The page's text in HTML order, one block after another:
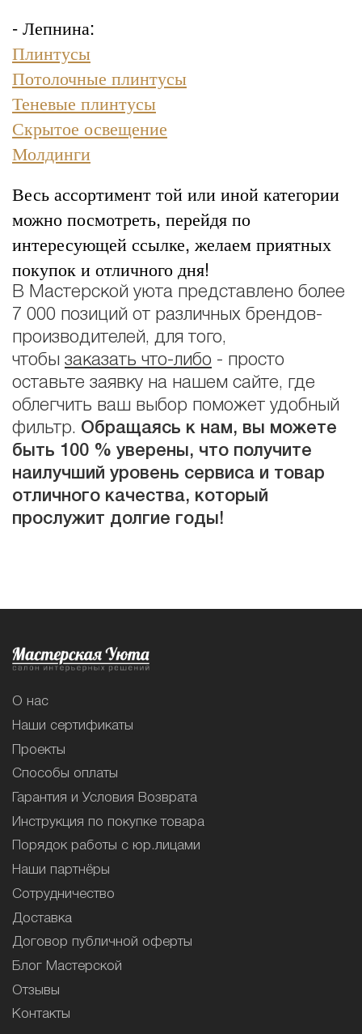
- Лепнина:
Плинтусы
Потолочные плинтусы
Теневые плинтусы
Скрытое освещение
Молдинги
Весь ассортимент той или иной категории
можно посмотреть, перейдя по
интересующей ссылке, желаем приятных
покупок и отличного дня!
В Мастерской уюта представлено более
7 000 позиций от различных брендов-
производителей, для того,
чтобы заказать что-либо - просто
оставьте заявку на нашем сайте, где
облегчить ваш выбор поможет удобный
фильтр. Обращаясь к нам, вы можете
быть 100 % уверены, что получите
наилучший уровень сервиса и товар
отличного качества, который
прослужит долгие годы!
О нас
Наши сертификаты
Проекты
Способы оплаты
Гарантия и Условия Возврата
Инструкция по покупке товара
Порядок работы с юр.лицами
Наши партнёры
Сотрудничество
Доставка
Договор публичной оферты
Блог Мастерской
Отзывы
Контакты